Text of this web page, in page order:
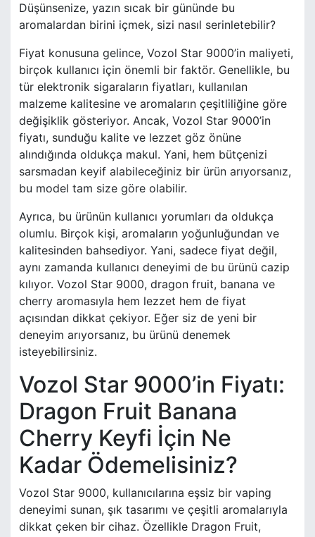
Düşünsenize, yazın sıcak bir gününde bu
aromalardan birini içmek, sizi nasıl serinletebilir?
Fiyat konusuna gelince, Vozol Star 9000’in maliyeti,
birçok kullanıcı için önemli bir faktör. Genellikle, bu
tür elektronik sigaraların fiyatları, kullanılan
malzeme kalitesine ve aromaların çeşitliliğine göre
değişiklik gösteriyor. Ancak, Vozol Star 9000’in
fiyatı, sunduğu kalite ve lezzet göz önüne
alındığında oldukça makul. Yani, hem bütçenizi
sarsmadan keyif alabileceğiniz bir ürün arıyorsanız,
bu model tam size göre olabilir.
Ayrıca, bu ürünün kullanıcı yorumları da oldukça
olumlu. Birçok kişi, aromaların yoğunluğundan ve
kalitesinden bahsediyor. Yani, sadece fiyat değil,
aynı zamanda kullanıcı deneyimi de bu ürünü cazip
kılıyor. Vozol Star 9000, dragon fruit, banana ve
cherry aromasıyla hem lezzet hem de fiyat
açısından dikkat çekiyor. Eğer siz de yeni bir
deneyim arıyorsanız, bu ürünü denemek
isteyebilirsiniz.
Vozol Star 9000’in Fiyatı:
Dragon Fruit Banana
Cherry Keyfi İçin Ne
Kadar Ödemelisiniz?
Vozol Star 9000, kullanıcılarına eşsiz bir vaping
deneyimi sunan, şık tasarımı ve çeşitli aromalarıyla
dikkat çeken bir cihaz. Özellikle Dragon Fruit,